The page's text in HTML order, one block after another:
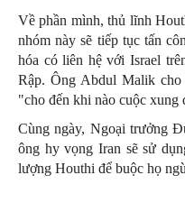
Về phần mình, thủ lĩnh
nhóm này sẽ tiếp tục tấn
hóa có liên hệ với Israel
Rập. Ông Abdul Malik cho
"cho đến khi nào cuộc xung
Cùng ngày, Ngoại trưởng
ông hy vọng Iran sẽ sử
lượng Houthi để buộc họ